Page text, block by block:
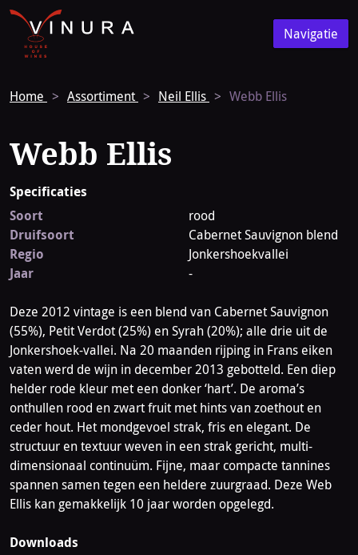
Vinura
Navigatie
Navigatie
Home Assortiment Neil Ellis Webb Ellis
Webb Ellis
Specificaties
Soort
rood
Druifsoort
Cabernet Sauvignon blend
Regio
Jonkershoekvallei
Jaar
-
Deze 2012 vintage is een blend van Cabernet Sauvignon
(55%), Petit Verdot (25%) en Syrah (20%); alle drie uit de
Jonkershoek-vallei. Na 20 maanden rijping in Frans eiken
vaten werd de wijn in december 2013 gebotteld. Een diep
helder rode kleur met een donker ‘hart’. De aroma’s
onthullen rood en zwart fruit met hints van zoethout en
ceder hout. Het mondgevoel strak, fris en elegant. De
structuur en textuur weven in een strak gericht, multi-
dimensionaal continuüm. Fijne, maar compacte tannines
spannen samen tegen een heldere zuurgraad. Deze Web
Ellis kan gemakkelijk 10 jaar worden opgelegd.
Downloads